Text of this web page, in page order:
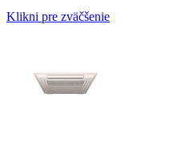
Klikni pre zväčšenie